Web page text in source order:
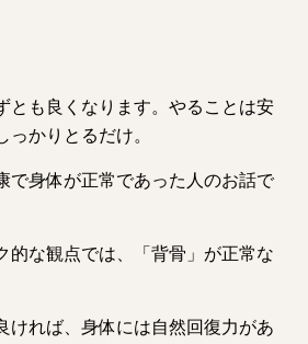
とも良くなります。やることは安
かりとるだけ。
で身体が正常であった人のお話で
的な観点では、「背骨」が正常な
ければ、身体には自然回復力があ